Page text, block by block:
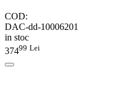
COD:
DAC-dd-10006201
in stoc
37499 Lei